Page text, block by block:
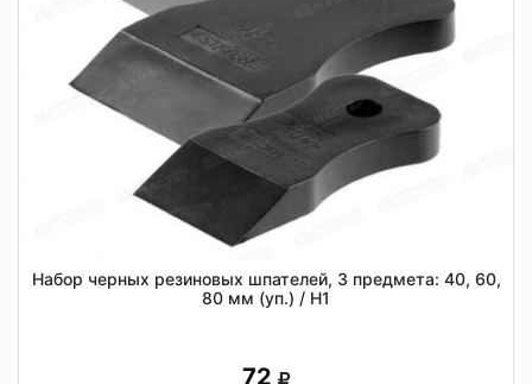
Набор черных резиновых шпателей, 3 предмета: 40, 60,
80 мм (уп.) / Н1
72